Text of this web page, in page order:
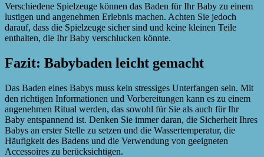
Verschiedene Spielzeuge können das Baden für Ihr Baby zu einem
lustigen und angenehmen Erlebnis machen. Achten Sie jedoch
darauf, dass die Spielzeuge sicher sind und keine kleinen Teile
enthalten, die Ihr Baby verschlucken könnte.
Fazit: Babybaden leicht gemacht
Das Baden eines Babys muss kein stressiges Unterfangen sein. Mit
den richtigen Informationen und Vorbereitungen kann es zu einem
angenehmen Ritual werden, das sowohl für Sie als auch für Ihr
Baby entspannend ist. Denken Sie immer daran, die Sicherheit Ihres
Babys an erster Stelle zu setzen und die Wassertemperatur, die
Häufigkeit des Badens und die Verwendung von geeigneten
Accessoires zu berücksichtigen.